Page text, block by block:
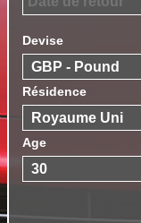
Devise
Résidence
Age